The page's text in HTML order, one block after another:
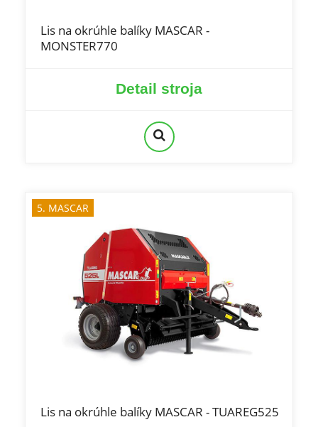
Lis na okrúhle balíky MASCAR -
MONSTER770
Detail stroja
5. MASCAR
Lis na okrúhle balíky MASCAR - TUAREG525